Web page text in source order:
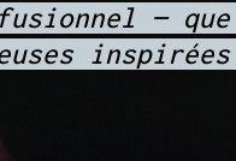
—